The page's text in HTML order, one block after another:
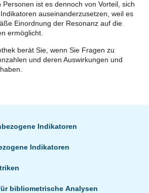
ist es dennoch von Vorteil, sich
auseinanderzusetzen, weil es
Einordnung der Resonanz auf die
ermöglicht.
berät Sie, wenn Sie Fragen zu
und deren Auswirkungen und
Indikatoren
Indikatoren
bibliometrische Analysen